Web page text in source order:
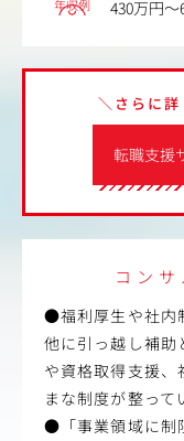
年収例 430万円～
転職支援
＼さらに
コン
●福利厚生や社内
他に引っ越し補助
や資格取得支援、
まな制度が整って
●「事業領域に制